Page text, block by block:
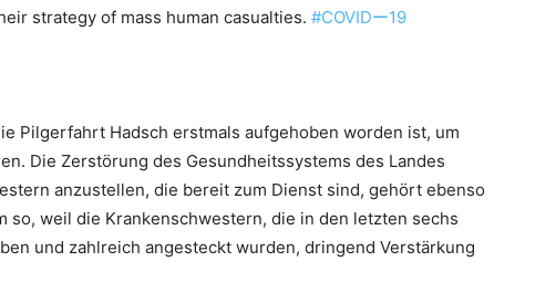
strategy of mass human casualties. #COVIDー19
Pilgerfahrt Hadsch erstmals aufgehoben worden ist, um
Die Zerstörung des Gesundheitssystems des Landes
anzustellen, die bereit zum Dienst sind, gehört ebenso
so, weil die Krankenschwestern, die in den letzten sechs
und zahlreich angesteckt wurden, dringend Verstärkung